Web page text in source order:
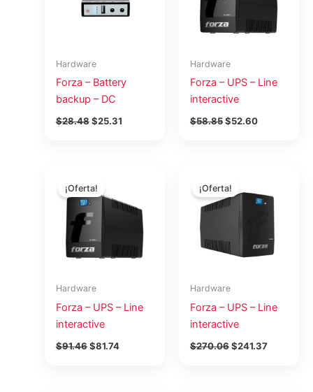
Hardware
Forza – Battery
backup – DC
$28.48 $25.31
Hardware
Forza – UPS – Line
interactive
$58.85$52.60
¡Oferta!
Hardware
Forza – UPS – Line
interactive
$91.46
precio
original
era:
$91.46.
$81.74
es:
$81.74.
¡Oferta!
Hardware
Forza – UPS – Line
interactive
$270.06
precio
original
era:
$270.06.
$241.37
actual